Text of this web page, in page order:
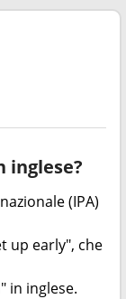
inglese?
(IPA)
up early", che
in inglese.